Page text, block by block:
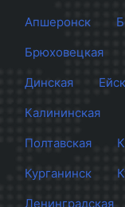
Апшеронск
Брюховецкая
Динская
Ейск
Калининская
Полтавская
Курганинск
Ленинградская